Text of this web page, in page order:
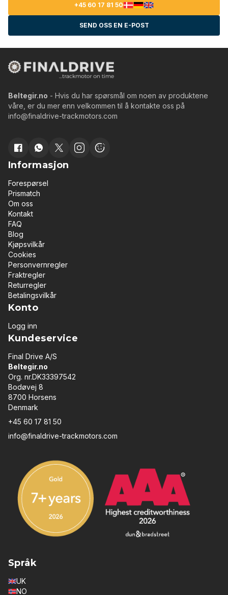
+45 60 17 81 50
SEND OSS EN E-POST
Beltegir.no - Hvis du har spørsmål om noen av produktene
våre, er du mer enn velkommen til å kontakte oss på
info@finaldrive-trackmotors.com
Informasjon
Forespørsel
Prismatch
Om oss
Kontakt
FAQ
Blog
Kjøpsvilkår
Cookies
Personvernregler
Fraktregler
Returregler
Betalingsvilkår
Konto
Logg inn
Kundeservice
Final Drive A/S
Beltegir.no
Org. nr.DK33397542
Bodøvej 8
8700 Horsens
Denmark
+45 60 17 81 50
info@finaldrive-trackmotors.com
Språk
UK
NO